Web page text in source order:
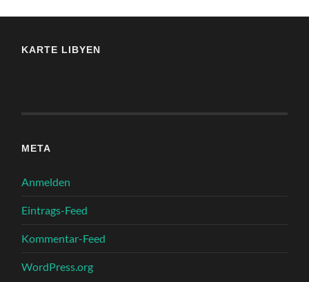
KARTE LIBYEN
META
Anmelden
Eintrags-Feed
Kommentar-Feed
WordPress.org